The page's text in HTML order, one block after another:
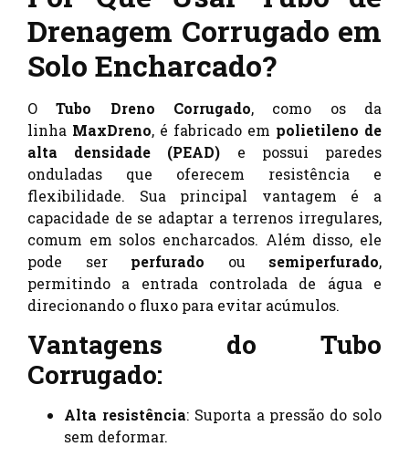
Drenagem Corrugado em
Solo Encharcado?
OTubo Dreno Corrugado, como os da
linha MaxDreno, é fabricado em polietileno de
alta densidade (PEAD) e possui paredes
onduladas que oferecem resistência e
flexibilidade. Sua principal vantagem é a
capacidade de se adaptar a terrenos irregulares,
comum em solos encharcados. Além disso, ele
pode ser perfurado ou semiperfurado,
permitindo a entrada controlada de água e
direcionando o fluxo para evitar acúmulos.
Vantagens do Tubo
Corrugado:
Alta resistência: Suporta a pressão do solo
sem deformar.